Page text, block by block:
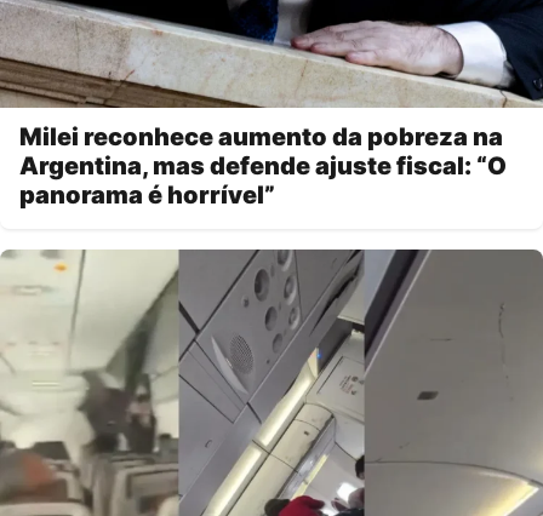
Milei reconhece aumento da pobreza na
Argentina, mas defende ajuste fiscal: “O
panorama é horrível”